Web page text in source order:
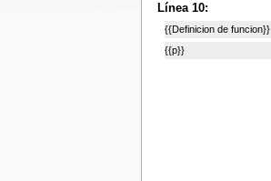
Línea 10:
{{Definicion de funcion}}
{{p}}